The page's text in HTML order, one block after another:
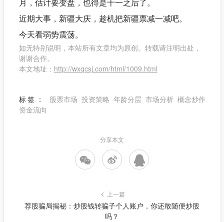
近期大事，新疆大庆，趁机把新疆票减一减吧。
今天看弱势震荡。
如无特别说明，本站所有文章均为原创。转载请注明出处，
谢谢合作。
本文地址： http://wxqcsj.com/html/1009.html
标签： 股票市场 投资策略 年龄分层 市场分析 概念炒作
资金流向
分享本文
上一篇
荐股骗局揭秘：炒股钱转骗子个人账户，你还敢随便炒股
吗？